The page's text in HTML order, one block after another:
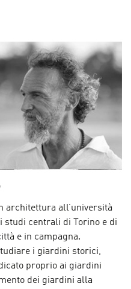
architettura all’università
studi centrali di Torino e di
e in campagna.
i giardini storici,
proprio ai giardini
dei giardini alla